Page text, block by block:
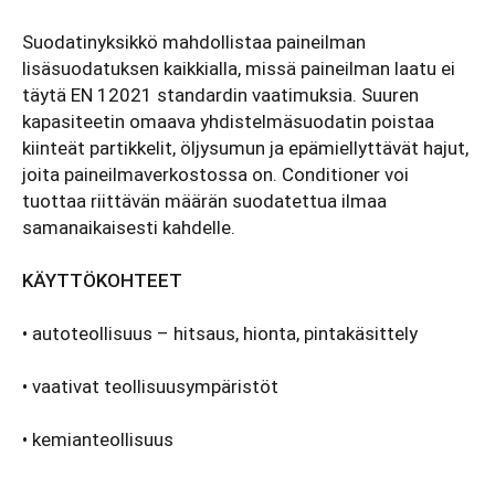
Suodatinyksikkö mahdollistaa paineilman
lisäsuodatuksen kaikkialla, missä paineilman laatu ei
täytä EN 12021 standardin vaatimuksia. Suuren
kapasiteetin omaava yhdistelmäsuodatin poistaa
kiinteät partikkelit, öljysumun ja epämiellyttävät hajut,
joita paineilmaverkostossa on. Conditioner voi
tuottaa riittävän määrän suodatettua ilmaa
samanaikaisesti kahdelle.
KÄYTTÖKOHTEET
• autoteollisuus – hitsaus, hionta, pintakäsittely
• vaativat teollisuusympäristöt
• kemianteollisuus